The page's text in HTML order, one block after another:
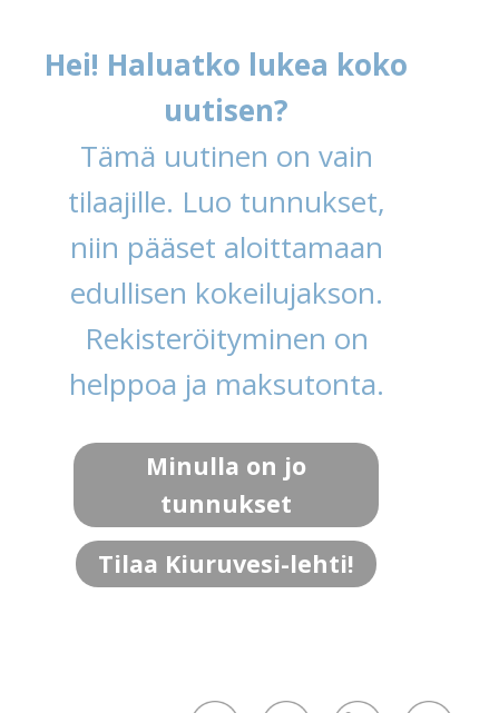
Hei! Haluatko lukea koko
uutisen?
Tämä uutinen on vain
tilaajille. Luo tunnukset,
niin pääset aloittamaan
edullisen kokeilujakson.
Rekisteröityminen on
helppoa ja maksutonta.
Minulla on jo
tunnukset
Tilaa Kiuruvesi-lehti!